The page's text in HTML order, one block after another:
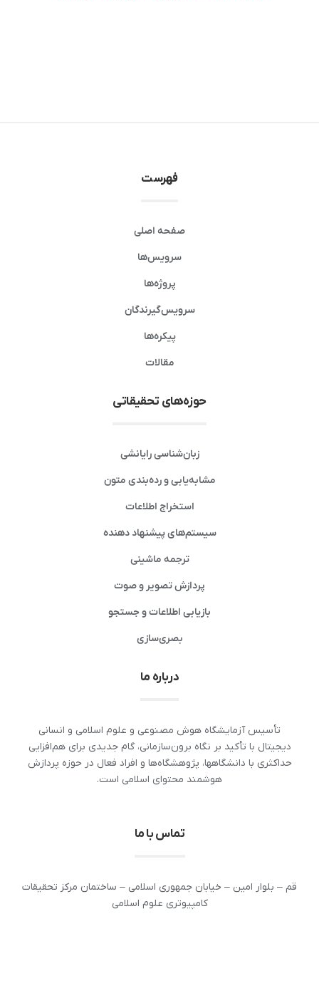
فهرست
صفحه اصلی
سرویس‌ها
پروژه‌ها
سرویس‌گیرندگان
پیکره‌ها
مقالات
حوزه‌های تحقیقاتی
زبان‌شناسی رایانشی
مشابه‌یابی و رده‌بندی متون
استخراج اطلاعات
سیستم‌های پیشنهاد دهنده
ترجمه ماشینی
پردازش تصویر و صوت
بازیابی اطلاعات و جستجو
بصری‌سازی
درباره ما
تأسیس آزمایشگاه هوش مصنوعی و علوم اسلامی و انسانی
دیجیتال با تأکید بر نگاه برون‌سازمانی، گام جدیدی برای هم‌افزایی
حداکثری با دانشگاهها، پژوهشگاه‌ها و افراد فعال در حوزه پردازش
هوشمند محتوای اسلامی است.
تماس با ما
قم – بلوار امین – خیابان جمهوری اسلامی – ساختمان مرکز تحقیقات
کامپیوتری علوم اسلامی